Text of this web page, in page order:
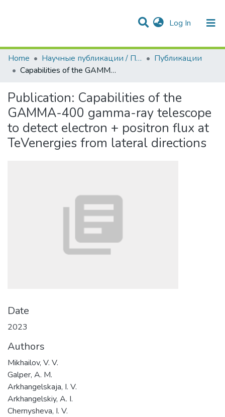
Log In (current)
Communities & Collections
Statistics
All of DSpace
Home
Научные публикации / Препринты
Публикации
Capabilities of the GAMMA-400 gamma-ray telescope to detect electron + positron flux at TeVenergies from lateral directions
Publication: Capabilities of the
GAMMA-400 gamma-ray telescope
to detect electron + positron flux at
TeVenergies from lateral directions
Date
2023
Authors
Mikhailov, V. V.
Galper, A. M.
Arkhangelskaja, I. V.
Arkhangelskiy, A. I.
Chernysheva, I. V.